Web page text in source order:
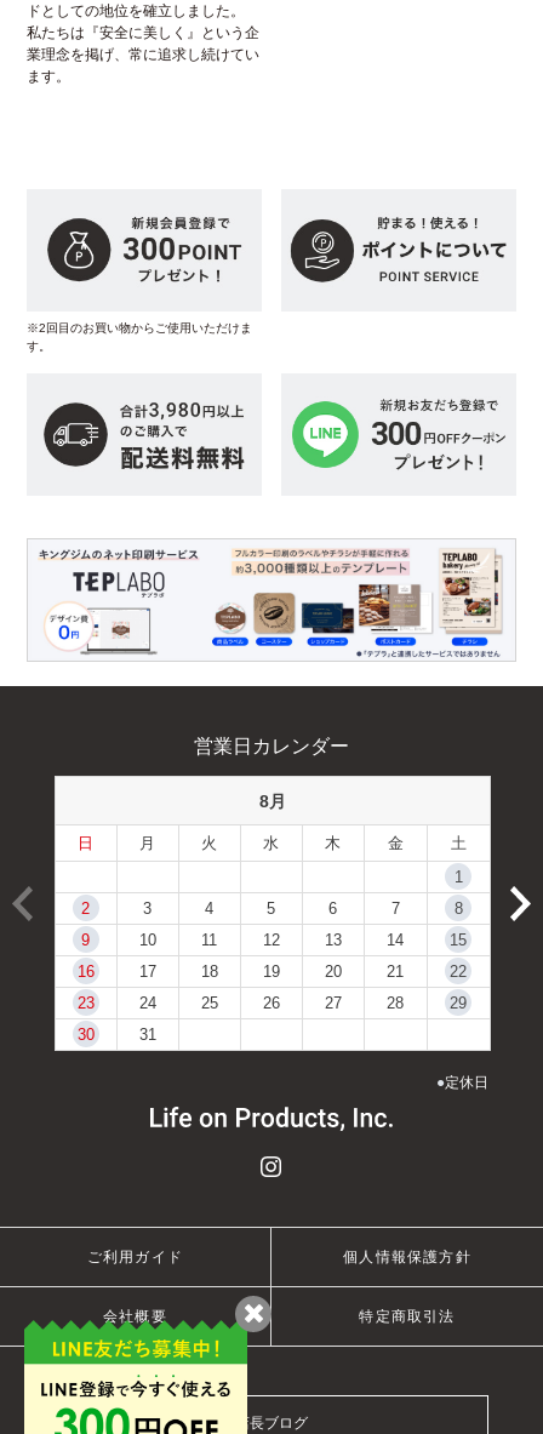
ドとしての地位を確立しました。
私たちは『安全に美しく』という企
業理念を掲げ、常に追求し続けてい
ます。
※2回目のお買い物からご使用いただけま
す。
営業日カレンダー
8月
日 月 火 水 木 金
土
1
2
3 4 5 6 7
8
9
10 11 12 13 14
15
16
17 18 19 20 21
22
23
24 25 26 27 28
29
30
31
●定休日
ご利用ガイド 個人情報保護方針
会社概要 特定商取引法
店長ブログ